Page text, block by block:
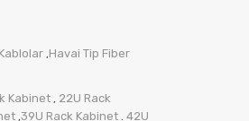
Kablolar ,Havai Tip Fiber
Kabinet , 22U Rack
,39U Rack Kabinet 42U